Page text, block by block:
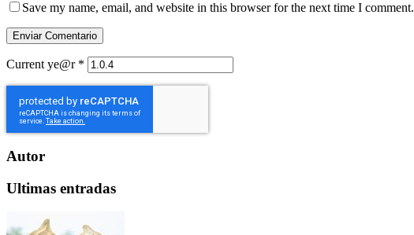
Save my name, email, and website in this browser for the next time I comment.
Current ye@r *
Autor
Ultimas entradas